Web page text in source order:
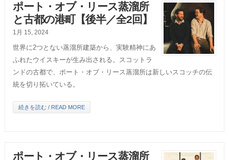
ポート・オブ・リース蒸溜所
と古都の港町【後半／全2回】
1月 15, 2024
世界に2つとない蒸溜所建築から、実験精神にあ
ふれたウイスキーが生み出される。スコットラ
ンドの古都で、ポート・オブ・リース蒸溜所は新しいスコッチの伝
統を切り拓いている。
続きを読む / READ MORE
ポート・オブ・リース蒸溜所